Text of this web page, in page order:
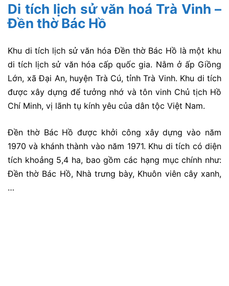
Di tích lịch sử văn hoá Trà Vinh –
Đền thờ Bác Hồ
Khu di tích lịch sử văn hóa Đền thờ Bác Hồ là một khu
di tích lịch sử văn hóa cấp quốc gia. Nằm ở ấp Giồng
Lớn, xã Đại An, huyện Trà Cú, tỉnh Trà Vinh. Khu di tích
được xây dựng để tưởng nhớ và tôn vinh Chủ tịch Hồ
Chí Minh, vị lãnh tụ kính yêu của dân tộc Việt Nam.
Đền thờ Bác Hồ được khởi công xây dựng vào năm
1970 và khánh thành vào năm 1971. Khu di tích có diện
tích khoảng 5,4 ha, bao gồm các hạng mục chính như:
Đền thờ Bác Hồ, Nhà trưng bày, Khuôn viên cây xanh,
…